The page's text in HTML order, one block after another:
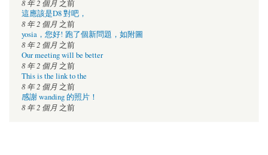
8 年 2 個月 之前
這應該是D8 對吧，
8 年 2 個月 之前
yosia，您好! 跑了個新問題，如附圖
8 年 2 個月 之前
Our meeting will be better
8 年 2 個月 之前
This is the link to the
8 年 2 個月 之前
感謝 wanding 的照片！
8 年 2 個月 之前